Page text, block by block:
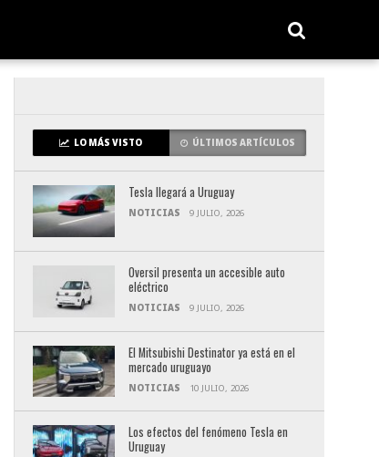
LO MÁS VISTO ÚLTIMOS ARTÍCULOS
Tesla llegará a Uruguay
NOTICIAS 9 JULIO, 2026
Oversil presenta un accesible auto
eléctrico
NOTICIAS 9 JULIO, 2026
El Mitsubishi Destinator ya está en el
mercado uruguayo
NOTICIAS 10 JULIO, 2026
Los efectos del fenómeno Tesla en
Uruguay